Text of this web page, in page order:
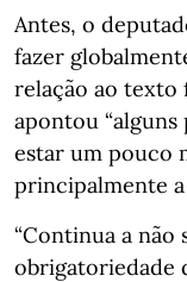
Antes, o
fazer
relação ao texto
apontou
estar um pouco
principalmente
“Continua a não
obrigatoriedade